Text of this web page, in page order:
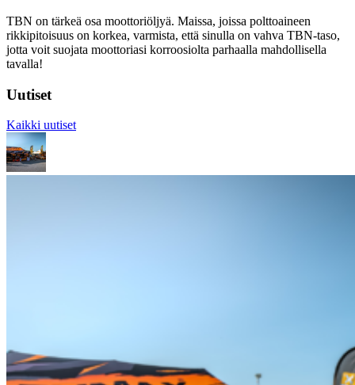
TBN on tärkeä osa moottoriöljyä. Maissa, joissa polttoaineen
rikkipitoisuus on korkea, varmista, että sinulla on vahva TBN-taso,
jotta voit suojata moottoriasi korroosiolta parhaalla mahdollisella
tavalla!
Uutiset
Kaikki uutiset